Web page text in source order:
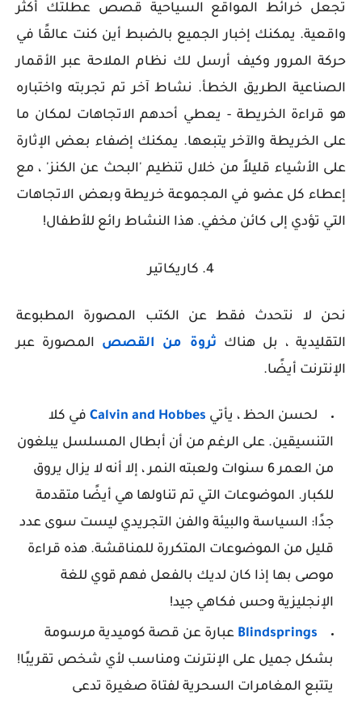
تجعل خرائط المواقع السياحية قصص عطلتك أكثر
واقعية. يمكنك إخبار الجميع بالضبط أين كنت عالقًا في
حركة المرور وكيف أرسل لك نظام الملاحة عبر الأقمار
الصناعية الطريق الخطأ. نشاط آخر تم تجربته واختباره
هو قراءة الخريطة - يعطي أحدهم الاتجاهات لمكان ما
على الخريطة والآخر يتبعها. يمكنك إضفاء بعض الإثارة
على الأشياء قليلاً من خلال تنظيم 'البحث عن الكنز' ، مع
إعطاء كل عضو في المجموعة خريطة وبعض الاتجاهات
التي تؤدي إلى كائن مخفي. هذا النشاط رائع للأطفال!
4. كاريكاتير
نحن لا نتحدث فقط عن الكتب المصورة المطبوعة
التقليدية ، بل هناك ثروة من القصص المصورة عبر
الإنترنت أيضًا.
لحسن الحظ ، يأتي Calvin and Hobbes في كلا
التنسيقين. على الرغم من أن أبطال المسلسل يبلغون
من العمر 6 سنوات ولعبته النمر ، إلا أنه لا يزال يروق
للكبار. الموضوعات التي تم تناولها هي أيضًا متقدمة
جدًا: السياسة والبيئة والفن التجريدي ليست سوى عدد
قليل من الموضوعات المتكررة للمناقشة. هذه قراءة
موصى بها إذا كان لديك بالفعل فهم قوي للغة
الإنجليزية وحس فكاهي جيد!
Blindsprings عبارة عن قصة كوميدية مرسومة
بشكل جميل على الإنترنت ومناسب لأي شخص تقريبًا!
يتتبع المغامرات السحرية لفتاة صغيرة تدعى